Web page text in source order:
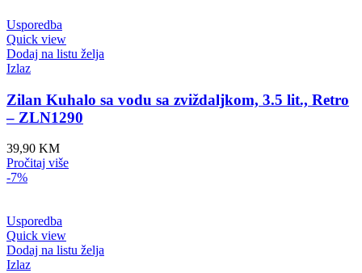
Usporedba
Quick view
Dodaj na listu želja
Izlaz
Zilan Kuhalo sa vodu sa zviždaljkom, 3.5 lit., Retro
– ZLN1290
39,90 KM
Pročitaj više
-7%
Usporedba
Quick view
Dodaj na listu želja
Izlaz